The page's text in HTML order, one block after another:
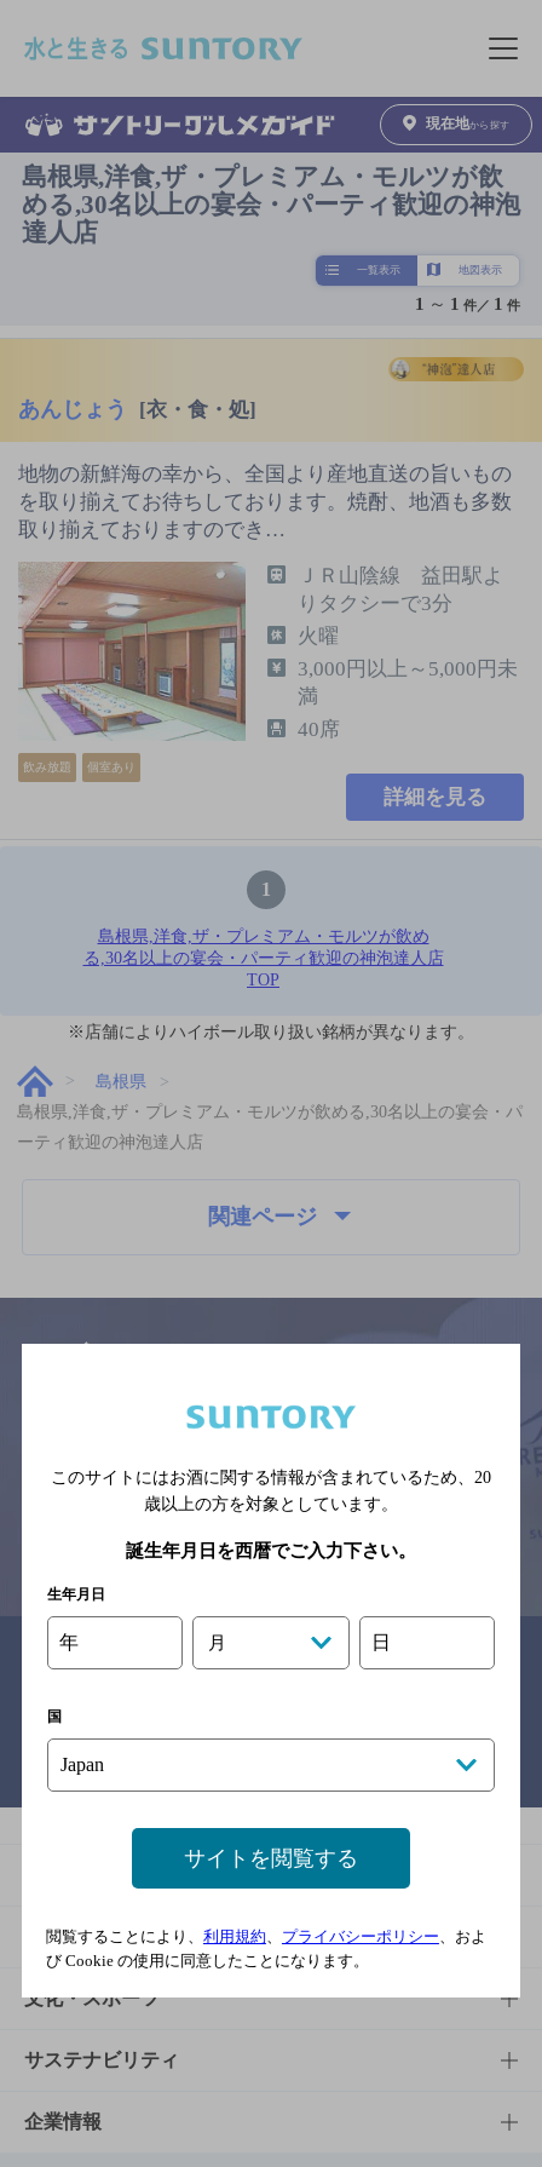
メニュ
現在地から探す
島根県,洋食,ザ・プレミアム・モルツが飲
める,30名以上の宴会・パーティ歓迎の神泡
達人店
一覧表示 地図表示
1 ～ 1 件／ 1 件
あんじょう [衣・食・処]
地物の新鮮海の幸から、全国より産地直送の旨いもの
を取り揃えてお待ちしております。焼酎、地酒も多数
取り揃えておりますのでき…
飲み放題 個室あり
ＪＲ山陰線 益田駅よ
りタクシーで3分
火曜
3,000円以上～5,000円未
満
40席
詳細を見る
1
島根県,洋食,ザ・プレミアム・モルツが飲め
る,30名以上の宴会・パーティ歓迎の神泡達人店
TOP
※店舗によりハイボール取り扱い銘柄が異なります。
島根県
島根県,洋食,ザ・プレミアム・モルツが飲める,30名以上の宴会・パ
ーティ歓迎の神泡達人店
関連ページ
サイトマップ
念のためお店にご確認の上ご来店くださいますようお願い申し上げま
す。
情報提供：ぐるなび
関連リンク
商品TOP
商品一覧
商品発売情報
栄養成分一覧
知る・楽しむ
知る・楽しむTOP
キャンペーン
工場見学
文化・スポーツ
文化・スポーツTOP
サントリーホール
サステナビリティ
サステナビリティTOP
企業情報
このサイトにはお酒に関する情報が含まれているため、 20
歳以上の方を対象としています。
誕生年月日を西暦でご入力下さい。
生年月日
年 月 日
国
サイトを閲覧する
閲覧することにより、 利用規約 プライバシーポリシー 、およ
び Cookie の使用に同意したことになります。